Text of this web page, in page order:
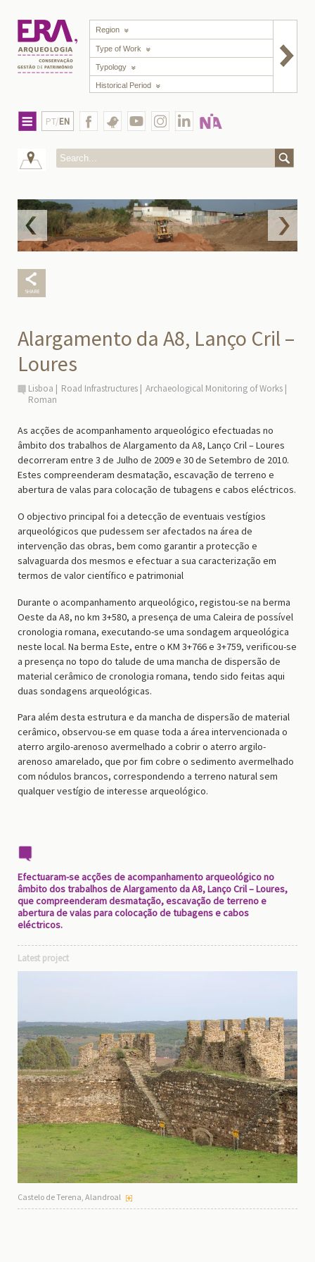
Region
Type of Work
Typology
Historical Period
PT/EN
Alargamento da A8, Lanço Cril –
Loures
Lisboa Road Infrastructures
Archaeological Monitoring of Works
Roman
As acções de acompanhamento arqueológico efectuadas no
âmbito dos trabalhos de Alargamento da A8, Lanço Cril – Loures
decorreram entre 3 de Julho de 2009 e 30 de Setembro de 2010.
Estes compreenderam desmatação, escavação de terreno e
abertura de valas para colocação de tubagens e cabos eléctricos.
O objectivo principal foi a detecção de eventuais vestígios
arqueológicos que pudessem ser afectados na área de
intervenção das obras, bem como garantir a protecção e
salvaguarda dos mesmos e efectuar a sua caracterização em
termos de valor científico e patrimonial
Durante o acompanhamento arqueológico, registou-se na berma
Oeste da A8, no km 3+580, a presença de uma Caleira de possível
cronologia romana, executando-se uma sondagem arqueológica
neste local. Na berma Este, entre o KM 3+766 e 3+759, verificou-se
a presença no topo do talude de uma mancha de dispersão de
material cerâmico de cronologia romana, tendo sido feitas aqui
duas sondagens arqueológicas.
Para além desta estrutura e da mancha de dispersão de material
cerâmico, observou-se em quase toda a área intervencionada o
aterro argilo-arenoso avermelhado a cobrir o aterro argilo-
arenoso amarelado, que por fim cobre o sedimento avermelhado
com nódulos brancos, correspondendo a terreno natural sem
qualquer vestígio de interesse arqueológico.
Efectuaram-se acções de acompanhamento arqueológico no
âmbito dos trabalhos de Alargamento da A8, Lanço Cril – Loures,
que compreenderam desmatação, escavação de terreno e
abertura de valas para colocação de tubagens e cabos
eléctricos.
Latest project
Castelo de Terena, Alandroal